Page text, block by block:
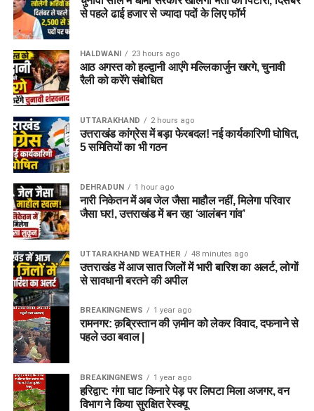
से पहले ढाई हजार से ज्यादा पदों के लिए फॉर्म
HALDWANI 23 hours ago
आठ अगस्त को हल्द्वानी आएंगे मल्लिकार्जुन खरगे, चुनावी
रैली को करेंगे संबोधित
UTTARAKHAND 2 hours ago
उत्तराखंड कांग्रेस में बड़ा फेरबदल! नई कार्यकारिणी घोषित,
5 समितियों का भी गठन
DEHRADUN 1 hour ago
नारी निकेतन में अब जेल जैसा माहौल नहीं, मिलेगा परिवार
जैसा घर!, उत्तराखंड में बन रहा ‘आलंबन गांव’
UTTARAKHAND WEATHER 48 minutes ago
उत्तराखंड में आज सात जिलों में भारी बारिश का अलर्ट, लोगों
से सावधानी बरतने की अपील
BREAKINGNEWS 1 year ago
रामनगर: क़ब्रिस्तान की ज़मीन को लेकर विवाद, दफनाने से
पहले उठा बवाल |
BREAKINGNEWS 1 year ago
हरिद्वार: गंगा घाट किनारे पेड़ पर लिपटा मिला अजगर, वन
विभाग ने किया सुरक्षित रेस्क्यू